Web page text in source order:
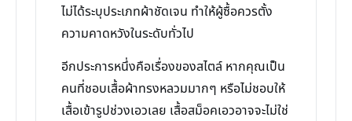
ไม่ได้ระบุประเภทผ้าชัดเจน ทำให้ผู้ซื้อควรตั้ง
ความคาดหวังในระดับทั่วไป
อีกประการหนึ่งคือเรื่องของสไตล์ หากคุณเป็น
คนที่ชอบเสื้อผ้าทรงหลวมมากๆ หรือไม่ชอบให้
เสื้อเข้ารูปช่วงเอวเลย เสื้อสม็อคเอวอาจจะไม่ใช่